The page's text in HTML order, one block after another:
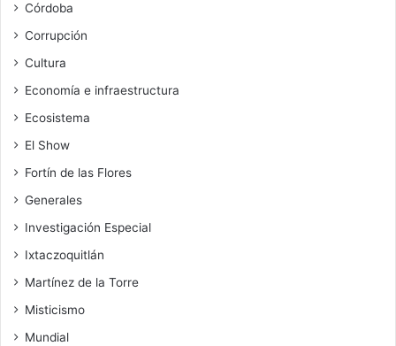
Córdoba
Corrupción
Cultura
Economía e infraestructura
Ecosistema
El Show
Fortín de las Flores
Generales
Investigación Especial
Ixtaczoquitlán
Martínez de la Torre
Misticismo
Mundial